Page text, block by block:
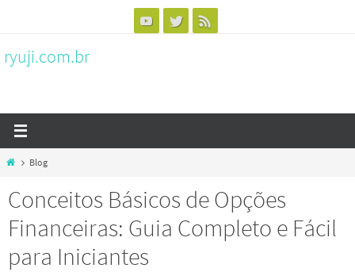
content
ryuji.com.br
Home
Blog
Conceitos Básicos de Opções
Financeiras: Guia Completo e Fácil
para Iniciantes